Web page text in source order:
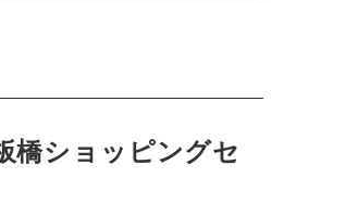
橋ショッピングセ